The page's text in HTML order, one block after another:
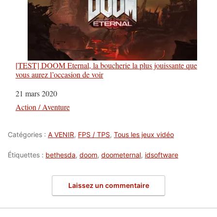
[TEST] DOOM Eternal, la boucherie la plus jouissante que
vous aurez l’occasion de voir
Date
21 mars 2020
Par rapport à
Action / Aventure
Catégories : A VENIR, FPS / TPS, Tous les jeux vidéo
Étiquettes : bethesda, doom, doometernal, idsoftware
Laissez un commentaire